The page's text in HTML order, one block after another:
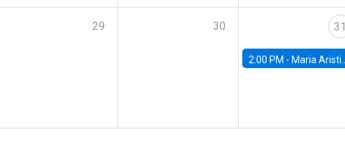
29 30 31
2:00 PM - Maria Aristizabal-Ramirez, FED Board